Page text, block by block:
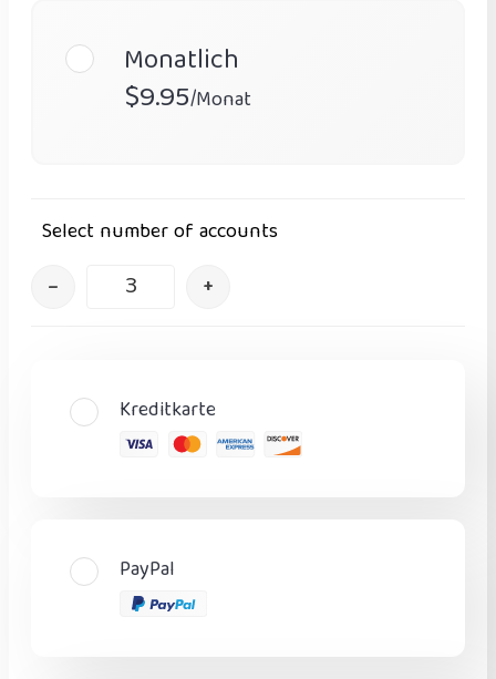
Monatlich
$9.95/Monat
Select number of accounts
– +
Kreditkarte
PayPal